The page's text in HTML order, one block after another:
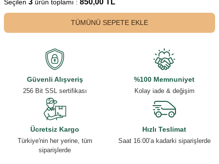
Seçilen 3 ürün toplamı : 850,00 TL
TÜMÜNÜ SEPETE EKLE
Güvenli Alışveriş
256 Bit SSL sertifikası
%100 Memnuniyet
Kolay iade & değişim
Ücretsiz Kargo
Türkiye'nin her yerine, tüm
siparişlerde
Hızlı Teslimat
Saat 16:00’a kadarki siparişlerde